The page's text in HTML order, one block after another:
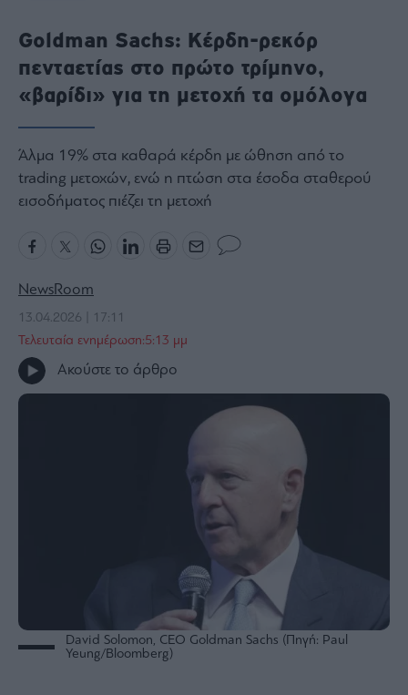
Estate
Πολιτική
Πολιτισμός
Law
Bloomberg
The
Wiseman
Room
301
Today
Mononews2030
Goldman Sachs: Κέρδη-ρεκόρ
πενταετίας στο πρώτο τρίμηνο,
«βαρίδι» για τη μετοχή τα ομόλογα
Άλμα 19% στα καθαρά κέρδη με ώθηση από το
trading μετοχών, ενώ η πτώση στα έσοδα σταθερού
εισοδήματος πιέζει τη μετοχή
NewsRoom
13.04.2026 | 17:11
Τελευταία ενημέρωση:5:13 μμ
Ακούστε το άρθρο
David Solomon, CEO Goldman Sachs (Πηγή: Paul
Yeung/Bloomberg)